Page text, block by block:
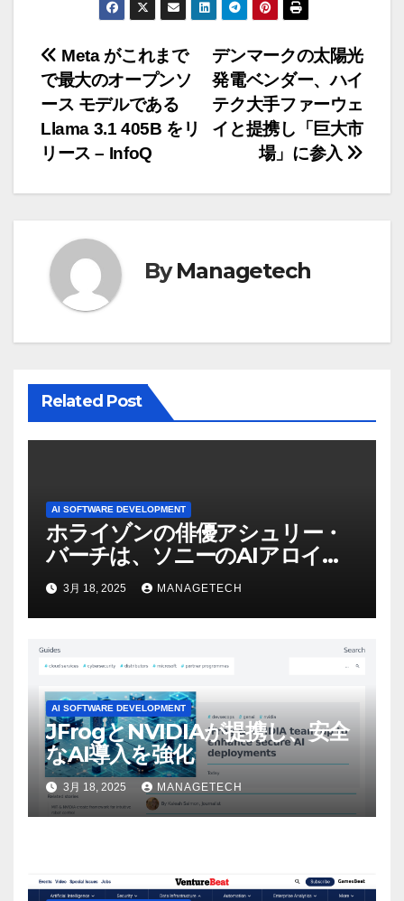
投
稿
ナ
ビ
ー
シ
デンマークの太陽光
発電ベンダー、ハイ
テク大手ファーウェ
イと提携し「巨大市
場」に参入
Meta がこれまで
で最大のオープンソ
ース モデルである
Llama 3.1 405B をリ
リース – InfoQ
ByManagetech
Related Post
AI SOFTWARE DEVELOPMENT
ホライゾンの俳優アシュリー・
バーチは、ソニーのAIアロイの
ビデオを見て「ゲームパフォー
マンスという芸術形式に不安を
感じた」と語る – IGN
3月 18, 2025 MANAGETECH
AI SOFTWARE DEVELOPMENT
JFrogとNVIDIAが提携し、安全
なAI導入を強化
3月 18, 2025 MANAGETECH